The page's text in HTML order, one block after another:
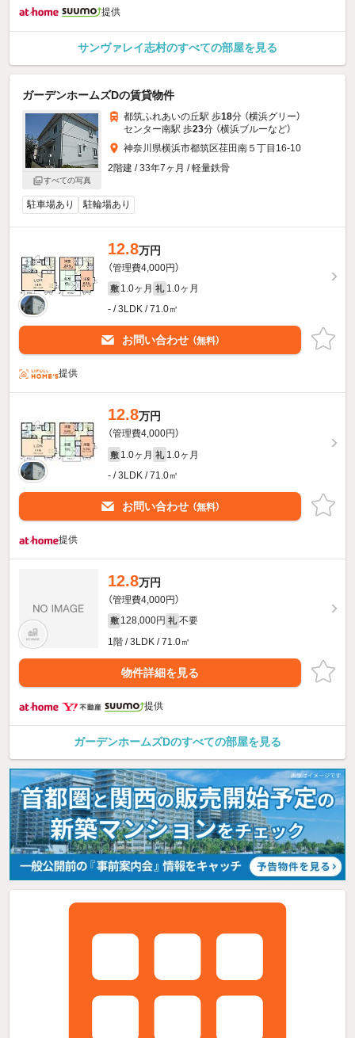
提供
サンヴァレイ志村のすべての部屋を見る
ガーデンホームズDの賃貸物件
すべての写真
都筑ふれあいの丘駅 歩18分 （横浜グリー）
センター南駅 歩23分 （横浜ブルーなど）
神奈川県横浜市都筑区荏田南５丁目16-10
2階建 / 33年7ヶ月 / 軽量鉄骨
駐車場あり 駐輪場あり
12.8万円
（管理費4,000円）
敷 1.0ヶ月 礼 1.0ヶ月
- / 3LDK / 71.0㎡
お問い合わせ （無料）
提供
12.8万円
（管理費4,000円）
敷 1.0ヶ月 礼 1.0ヶ月
- / 3LDK / 71.0㎡
お問い合わせ （無料）
提供
12.8万円
（管理費4,000円）
敷 128,000円 礼 不要
1階 / 3LDK / 71.0㎡
物件詳細を見る
提供
ガーデンホームズDのすべての部屋を見る